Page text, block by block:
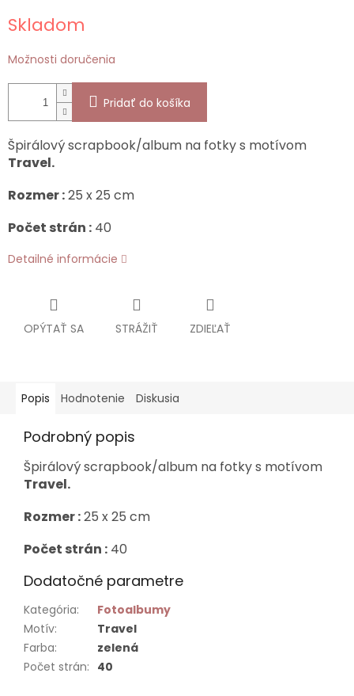
cena:
Skladom
Možnosti doručenia
Pridať do košíka
Špirálový scrapbook/album na fotky s motívom
Travel.
Rozmer :25 x 25 cm
Počet strán : 40
Detailné informácie
OPÝTAŤ SA STRÁŽIŤ ZDIEĽAŤ
Popis Hodnotenie Diskusia
Podrobný popis
Špirálový scrapbook/album na fotky s motívom
Travel.
Rozmer :25 x 25 cm
Počet strán : 40
Dodatočné parametre
Kategória:
Fotoalbumy
Motív:
Travel
Farba:
zelená
Počet strán: 40